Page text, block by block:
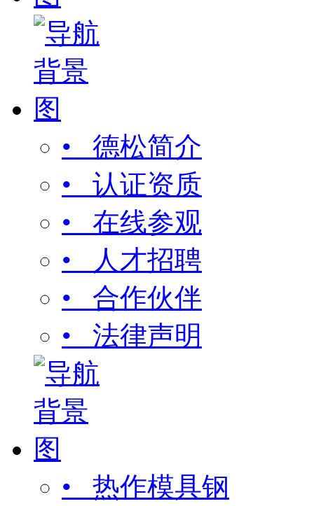
• 德松简介
• 认证资质
• 在线参观
• 人才招聘
• 合作伙伴
• 法律声明
• 热作模具钢